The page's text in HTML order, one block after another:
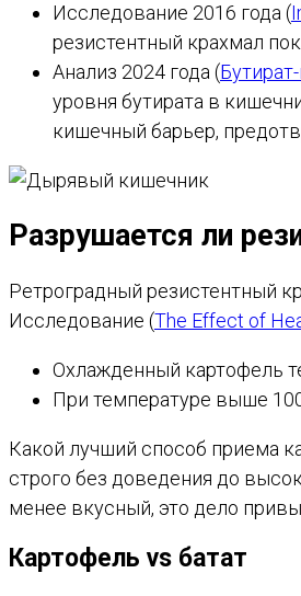
Исследование 2016 года (
резистентный крахмал
Анализ 2024 года (
уровня бутирата в
кишечный барьер,
Разрушается ли
Ретроградный резистентный
Исследование (The Effect of
Охлажденный картофель
При температуре выше
Какой лучший способ приема
строго без доведения до
менее вкусный, это дело
Картофель vs батат